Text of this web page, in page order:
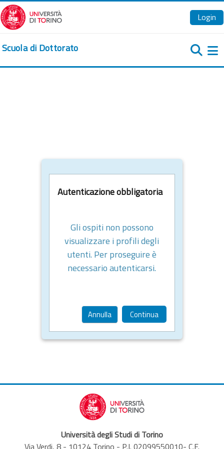
Vai al contenuto principale
Login
Scuola di Dottorato
Autenticazione obbligatoria
Gli ospiti non possono
visualizzare i profili degli
utenti. Per proseguire è
necessario autenticarsi.
Annulla Continua
Università degli Studi di Torino
Via Verdi, 8 - 10124 Torino - P.I. 02099550010- C.F.